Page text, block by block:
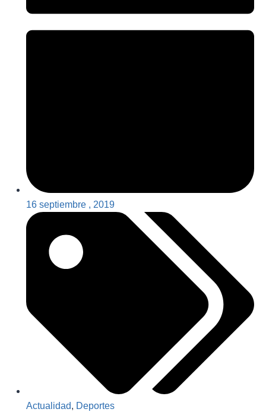
16 septiembre , 2019
Actualidad, Deportes